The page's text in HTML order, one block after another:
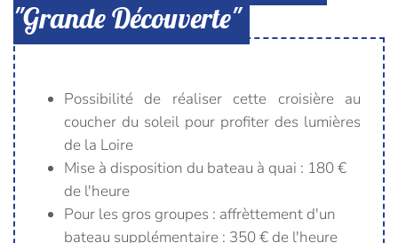
"Grande Découverte"
Possibilité de réaliser cette croisière au
coucher du soleil pour profiter des lumières
de la Loire
Mise à disposition du bateau à quai : 180 €
de l'heure
Pour les gros groupes : affrèttement d'un
bateau supplémentaire : 350 € de l'heure